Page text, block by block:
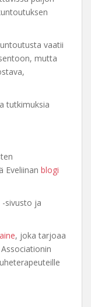
vaatii
mutta
tutkimuksia
Eveliinan blogi
-sivusto ja
, joka tarjoaa